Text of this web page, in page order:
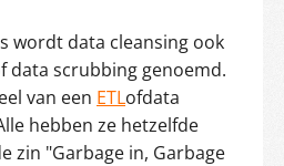
wordt data cleansing ook
data scrubbing genoemd.
van een ETLofdata
hebben ze hetzelfde
zin "Garbage in, Garbage